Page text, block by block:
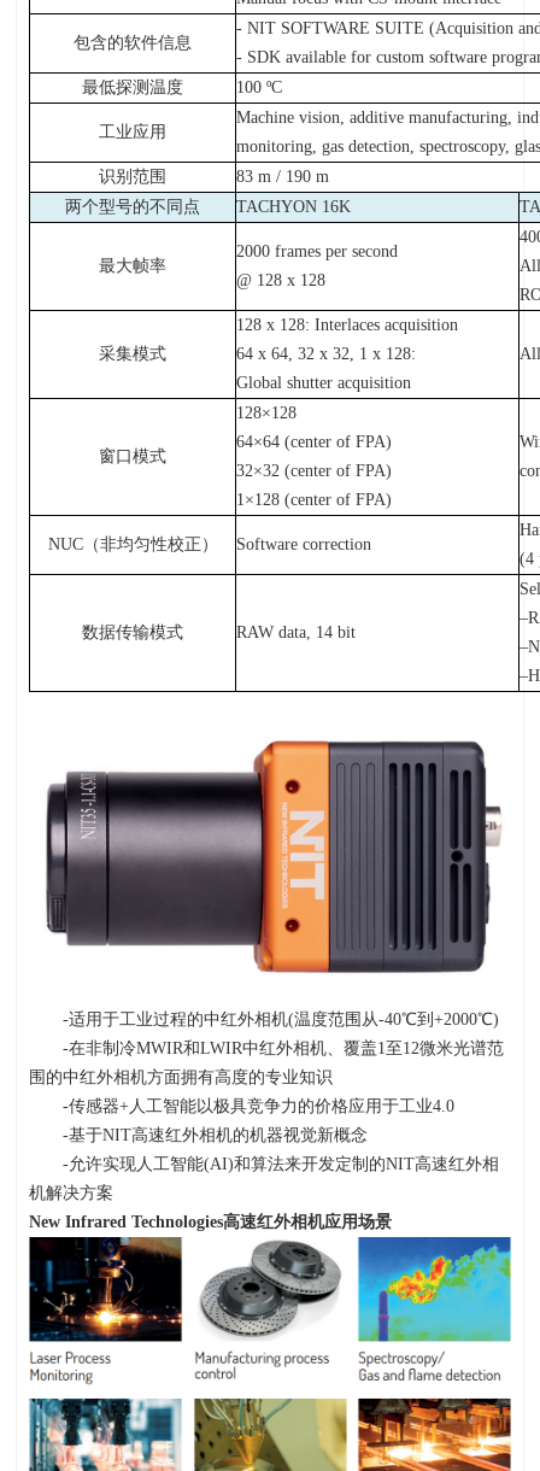
包含的软件信息
- NIT SOFTWARE SUITE (Acquisition
- SDK available for custom software
最低探测温度
100 ºC
工业应用
Machine vision, additive manufacturing,
monitoring, gas detection, spectroscopy,
识别范围
83 m / 190 m
两个型号的不同点
TACHYON 16K
最大帧率
2000 frames per second
@ 128 x 128
采集模式
128 x 128: Interlaces acquisition
64 x 64, 32 x 32, 1 x 128:
Global shutter acquisition
窗口模式
128×128
64×64 (center of FPA)
32×32 (center of FPA)
1×128 (center of FPA)
NUC（非均匀性校正） Software correction
(4
数据传输模式 RAW data, 14 bit
-适用于工业过程的中红外相机(温度范围从-40℃到+2000℃)
-在非制冷MWIR和LWIR中红外相机、覆盖1至 12微米光谱范
围的中红外相机方面拥有高度的专业知识
-传感器+人工智能以极具竞争力的价格应用于工业4.0
-基于NIT高速红外相机的机器视觉新概念
-允许实现人工智能(AI)和算法来开发定制的NIT高速红外相
机解决方案
New Infrared Technologies高速红外相机应用场景